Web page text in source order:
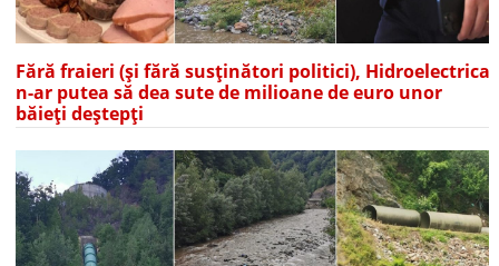
Fără fraieri (și fără susținători politici), Hidroelectrica
n-ar putea să dea sute de milioane de euro unor
băieți deștepți